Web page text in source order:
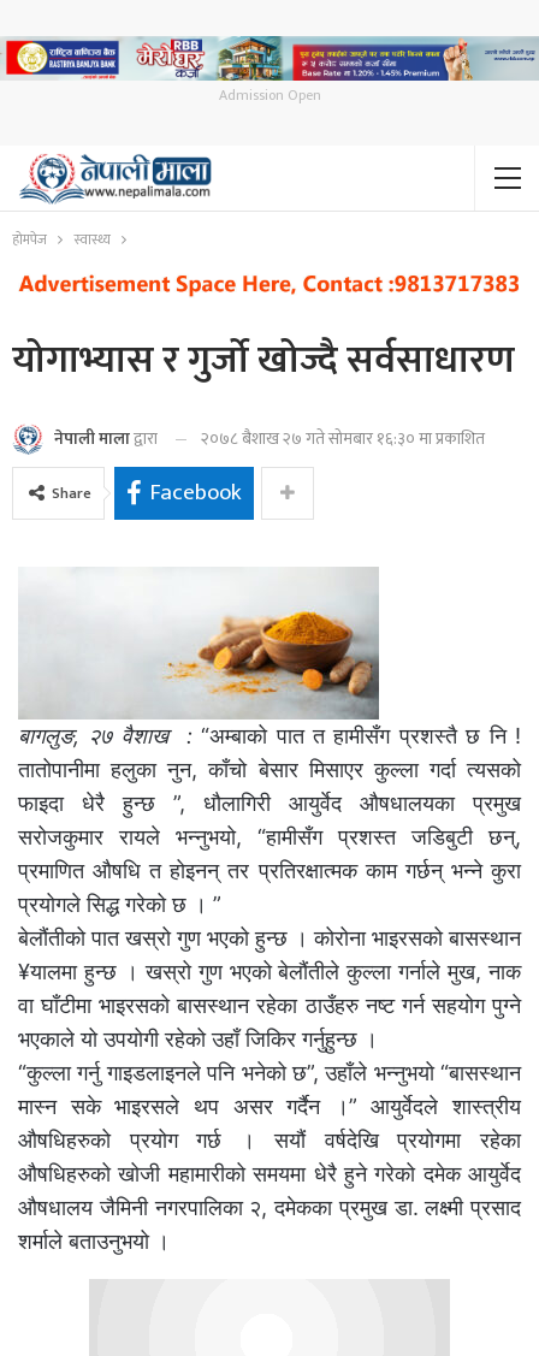
Admission Open
होमपेज स्वास्थ्य
योगाभ्यास र गुर्जो खोज्दै सर्वसाधारण
नेपाली मालाद्वारा २०७८ बैशाख २७ गते सोमबार १६:३० मा प्रकाशित
Share Facebook
बागलुङ, २७ वैशाख : “अम्बाको पात त हामीसँग प्रशस्तै छ नि !
तातोपानीमा हलुका नुन, काँचो बेसार मिसाएर कुल्ला गर्दा त्यसको
फाइदा धेरै हुन्छ ”, धौलागिरी आयुर्वेद औषधालयका प्रमुख
सरोजकुमार रायले भन्नुभयो, “हामीसँग प्रशस्त जडिबुटी छन्,
प्रमाणित औषधि त होइनन् तर प्रतिरक्षात्मक काम गर्छन् भन्ने कुरा
प्रयोगले सिद्ध गरेको छ । ”
बेलौंतीको पात खस्रो गुण भएको हुन्छ । कोरोना भाइरसको बासस्थान
¥यालमा हुन्छ । खस्रो गुण भएको बेलौंतीले कुल्ला गर्नाले मुख, नाक
वा घाँटीमा भाइरसको बासस्थान रहेका ठाउँहरु नष्ट गर्न सहयोग पुग्ने
भएकाले यो उपयोगी रहेको उहाँ जिकिर गर्नुहुन्छ ।
“कुल्ला गर्नु गाइडलाइनले पनि भनेको छ”, उहाँले भन्नुभयो “बासस्थान
मास्न सके भाइरसले थप असर गर्दैन ।” आयुर्वेदले शास्त्रीय
औषधिहरुको प्रयोग गर्छ । सयौं वर्षदेखि प्रयोगमा रहेका
औषधिहरुको खोजी महामारीको समयमा धेरै हुने गरेको दमेक आयुर्वेद
औषधालय जैमिनी नगरपालिका २, दमेकका प्रमुख डा. लक्ष्मी प्रसाद
शर्माले बताउनुभयो ।